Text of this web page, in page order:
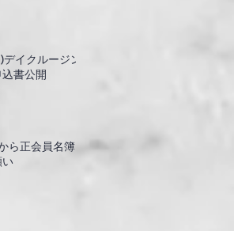
イクルージン
書公開
ら正会員名簿
い